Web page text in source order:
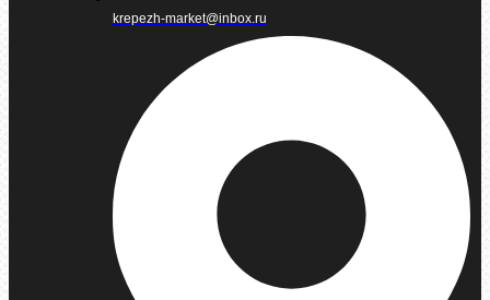
krepezh-market@inbox.ru